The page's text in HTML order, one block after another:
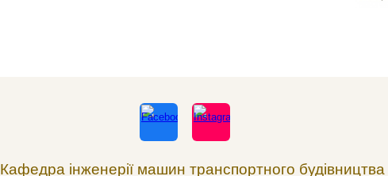
Кафедра інженерії машин транспортного будівництва